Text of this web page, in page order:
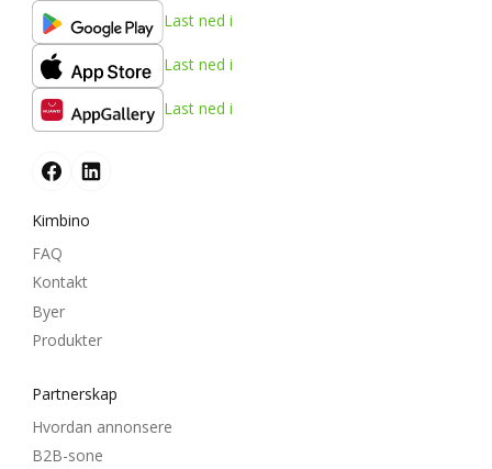
Last ned i
Last ned i
Last ned i
Kimbino
FAQ
Kontakt
Byer
Produkter
Partnerskap
Hvordan annonsere
B2B-sone